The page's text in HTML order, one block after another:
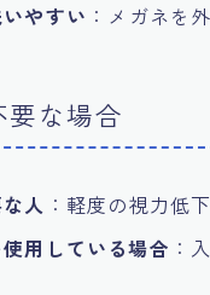
やすい ：メガネを
な場合
人 ：軽度の視力低
用している場合 ：